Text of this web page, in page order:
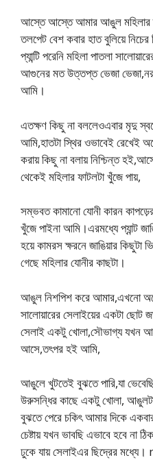
আস্তে আস্তে আমার আঙুল মহিলার
তলপেট বেশ কবার হাত বুলিয়ে
প্যান্টি পরেনি মহিলা পাতলা
আগুনের মত উত্তপ্ত ভেজা ভেজা,নরম
আমি।
এতক্ষণ কিছু না বললেওএবার মৃদু
আমি,হাতটা স্থির ওভাবেই রেখেই
করায় কিছু না বলায় নিশ্চিন্ত
থেকেই মহিলার ফাটলটা খুঁজে পায়,
সম্ভবত কামানো যোনী কারন
খুঁজে পাইনা আমি।এরমধ্যে প্যান্ট
হয়ে কামরস ক্ষরনে জাঙিয়ার
গেছে মহিলার যোনীর কাছটা।
আঙুল নিশপিশ করে আমার,এখনো
সালোয়ারের সেলাইয়ের একটা ছোট
সেলাই একটু খোলা,সৌভাগ্য যখন
আসে,তৎপর হই আমি,
আঙুলে খুটতেই বুঝতে পারি,যা
উরুসন্ধির কাছে একটু খোলা, আঙুলটা
বুঝতে পেরে চকিৎ আমার দিকে
চেষ্টায় যখন ভাবছি এভাবে হবে না
ঢুকে যায় সেলাইএর ছিদ্রের